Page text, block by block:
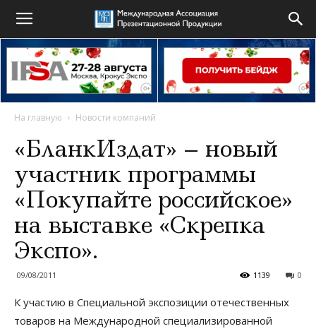
На главную Новости компаний
«БланкИздат» – новый
участник программы
«Покупайте российское»
на выставке «Скрепка
Экспо».
09/08/2011 0
1139
К участию в Специальной экспозиции отечественных
товаров на Международной специализированной